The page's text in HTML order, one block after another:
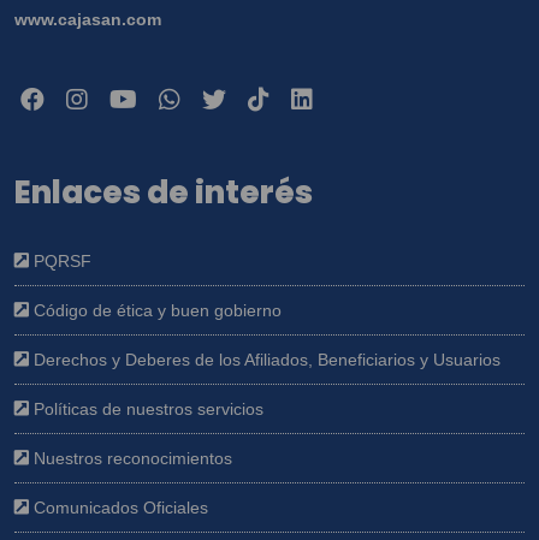
www.cajasan.com
Enlaces de interés
PQRSF
Código de ética y buen gobierno
Derechos y Deberes de los Afiliados, Beneficiarios y Usuarios
Políticas de nuestros servicios
Nuestros reconocimientos
Comunicados Oficiales